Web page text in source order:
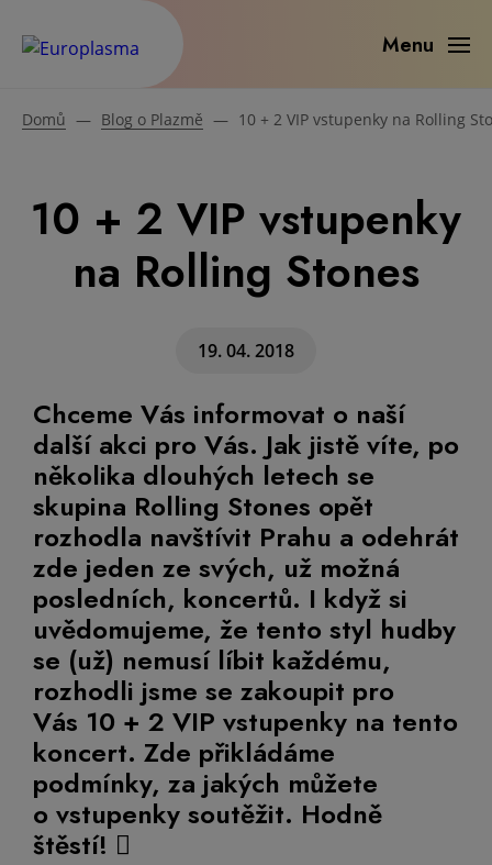
Menu
Domů — Blog o Plazmě — 10 + 2 VIP vstupenky na Rolling
10 + 2 VIP vstupenky
na Rolling Stones
19. 04. 2018
Chceme Vás informovat o naší
další akci pro Vás. Jak jistě víte, po
několika dlouhých letech se
skupina Rolling Stones opět
rozhodla navštívit Prahu a odehrát
zde jeden ze svých, už možná
posledních, koncertů. I když si
uvědomujeme, že tento styl hudby
se (už) nemusí líbit každému,
rozhodli jsme se zakoupit pro
Vás 10 + 2 VIP vstupenky na tento
koncert. Zde přikládáme
podmínky, za jakých můžete
o vstupenky soutěžit. Hodně
štěstí! 